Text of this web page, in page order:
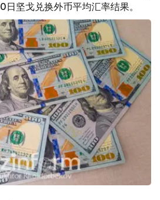
坚戈兑换外币平均汇率结果。